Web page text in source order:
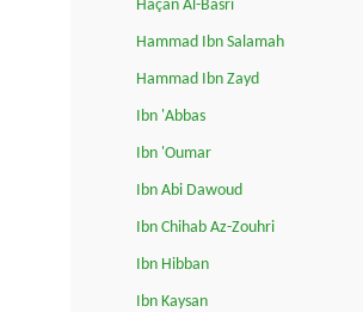
Haçan Al-Basri
Hammad Ibn Salamah
Hammad Ibn Zayd
Ibn 'Abbas
Ibn 'Oumar
Ibn Abi Dawoud
Ibn Chihab Az-Zouhri
Ibn Hibban
Ibn Kaysan